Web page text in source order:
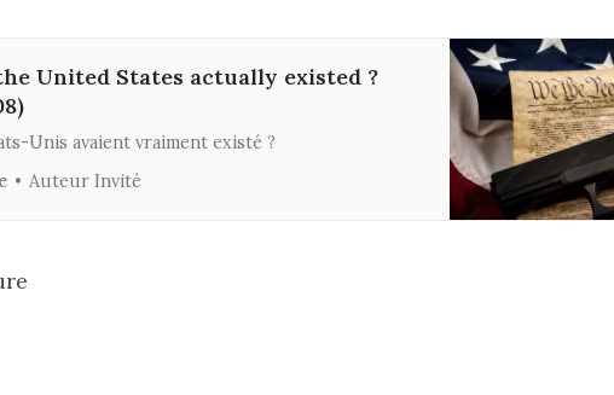
United States actually existed ?
Unis avaient vraiment existé ?
Auteur Invité